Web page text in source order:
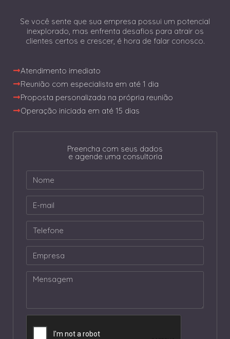
Se você sente que sua empresa possui um potencial
inexplorado, mas enfrenta desafios para atrair os
clientes certos e crescer, é hora de falar conosco.
Atendimento imediato
Reunião com especialista em até 1 dia
Proposta personalizada na própria reunião
Operação iniciada em até 15 dias
Preencha com seus dados
e agende uma consultoria